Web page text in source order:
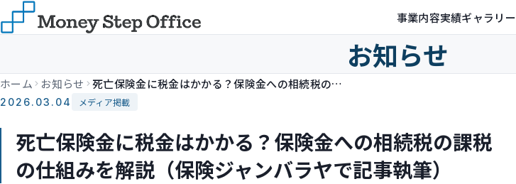
事業内容実績ギャラリー
お知らせ
ホーム お知らせ 死亡保険金に税金はかかる？保険金への相続税の課税の仕組みを解説（保険ジャンバラヤで記事執筆）
2026.03.04 メディア掲載
死亡保険金に税金はかかる？保険金への相続税の課税
の仕組みを解説（保険ジャンバラヤで記事執筆）